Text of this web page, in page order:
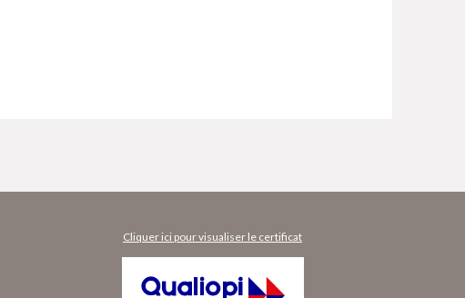
Cliquer ici pour visualiser le certificat